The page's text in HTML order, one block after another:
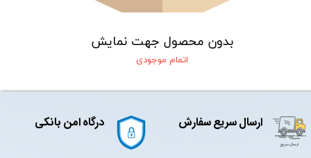
بدون محصول جهت نمایش
اتمام موجودی
ارسال سریع سفارش درگاه امن بانکی